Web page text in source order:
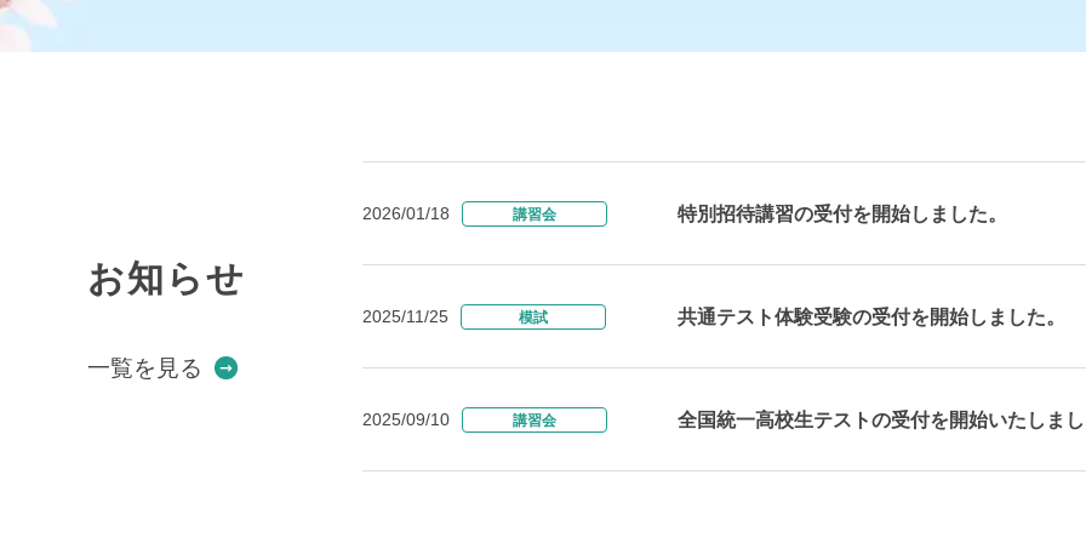
お知らせ
一覧を見る
2026/01/18 講習会 特別招待講習の受付を開始しました。
2025/11/25 模試 共通テスト体験受験の受付を開始しました。
2025/09/10 講習会 全国統一高校生テストの受付を開始いたしま